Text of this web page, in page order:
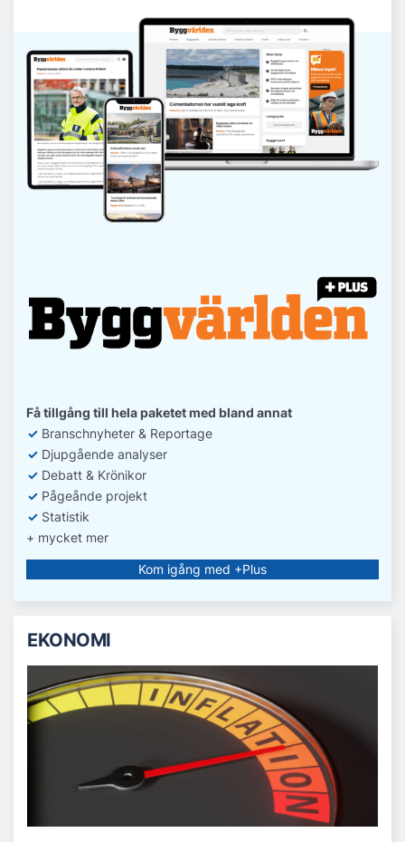
Få tillgång till hela paketet med bland annat
✓ Branschnyheter & Reportage
✓ Djupgående analyser
✓ Debatt & Krönikor
✓ Pågeånde projekt
✓ Statistik
+ mycket mer
Kom igång med +Plus
EKONOMI